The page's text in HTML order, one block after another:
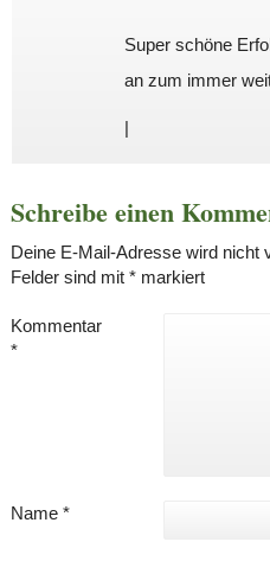
Super schöne
an zum immer
|
Schreibe einen
Deine E-Mail-Adresse wird nicht
Felder sind mit *markiert
Kommentar
*
Name *